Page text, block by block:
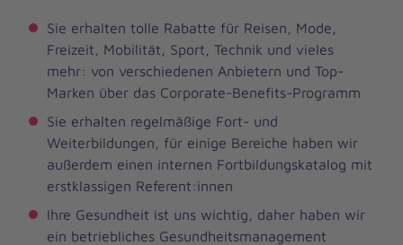
Sie erhalten tolle Rabatte für Reisen, Mode,
Freizeit, Mobilität, Sport, Technik und vieles
mehr: von verschiedenen Anbietern und Top-
Marken über das Corporate-Benefits-Programm
Sie erhalten regelmäßige Fort- und
Weiterbildungen, für einige Bereiche haben wir
außerdem einen internen Fortbildungskatalog mit
erstklassigen Referent:innen
Ihre Gesundheit ist uns wichtig, daher haben wir
ein betriebliches Gesundheitsmanagement